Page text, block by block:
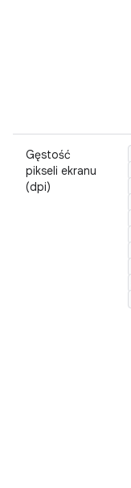
Gęstość
pikseli ekranu
(dpi)